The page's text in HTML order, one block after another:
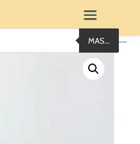
MAS...